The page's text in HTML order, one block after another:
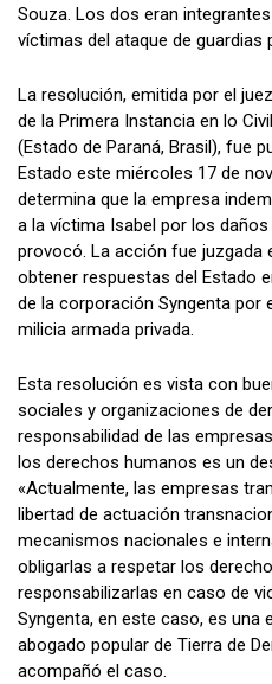
Souza. Los dos eran
víctimas del ataque de guardias
La resolución, emitida por el
de la Primera Instancia en lo
(Estado de Paraná, Brasil), fue
Estado este miércoles 17 de
determina que la empresa
a la víctima Isabel por los
provocó. La acción fue juzgada
obtener respuestas del Estado
de la corporación Syngenta por
milicia armada privada.
Esta resolución es vista con
sociales y organizaciones de
responsabilidad de las
los derechos humanos es un
«Actualmente, las empresas
libertad de actuación
mecanismos nacionales e
obligarlas a respetar los
responsabilizarlas en caso de
Syngenta, en este caso, es una
abogado popular de Tierra de
acompañó el caso.